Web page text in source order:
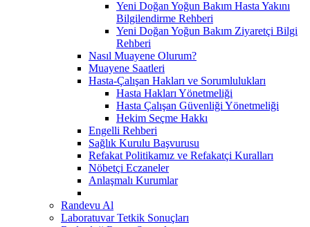
Yeni Doğan Yoğun Bakım Hasta Yakını
Bilgilendirme Rehberi
Yeni Doğan Yoğun Bakım Ziyaretçi Bilgi
Rehberi
Nasıl Muayene Olurum?
Muayene Saatleri
Hasta-Çalışan Hakları ve Sorumlulukları
Hasta Hakları Yönetmeliği
Hasta Çalışan Güvenliği Yönetmeliği
Hekim Seçme Hakkı
Engelli Rehberi
Sağlık Kurulu Başvurusu
Refakat Politikamız ve Refakatçi Kuralları
Nöbetçi Eczaneler
Anlaşmalı Kurumlar
Randevu Al
Laboratuvar Tetkik Sonuçları